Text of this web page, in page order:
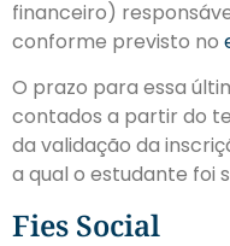
financeiro)
conforme previsto no
O prazo para essa
contados a partir do
da validação da
a qual o estudante foi
Fies Social